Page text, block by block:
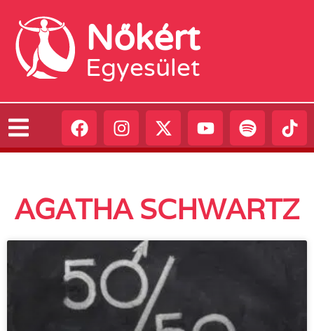
Nőkért
Egyesület
AGATHA SCHWARTZ